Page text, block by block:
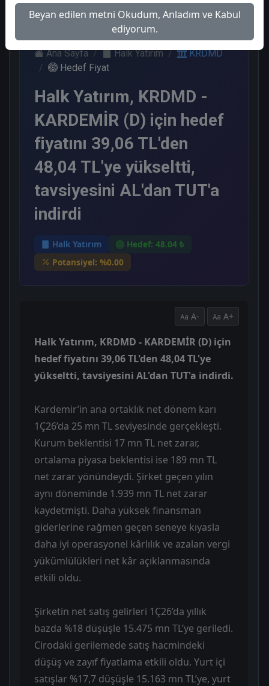
Pazartesi, 11 Mayıs 2026
Ana Sayfa Halk Yatırım
KRDMD
Hedef Fiyat
Halk Yatırım, KRDMD -
KARDEMİR (D) için hedef
fiyatını 39,06 TL'den
48,04 TL'ye yükseltti,
tavsiyesini AL'dan TUT'a
indirdi
Halk Yatırım
Hedef: 48.04 ₺
Potansiyel: %0.00
A- A+
Halk Yatırım, KRDMD - KARDEMİR (D) için
hedef fiyatını 39,06 TL'den 48,04 TL'ye
yükseltti, tavsiyesini AL'dan TUT'a indirdi.
Kardemir’in ana ortaklık net dönem karı
1Ç26’da 25 mn TL seviyesinde gerçekleşti.
Kurum beklentisi 17 mn TL net zarar,
ortalama piyasa beklentisi ise 189 mn TL
net zarar yönündeydi. Şirket geçen yılın
aynı döneminde 1.939 mn TL net zarar
kaydetmişti. Daha yüksek finansman
giderlerine rağmen geçen seneye kıyasla
daha iyi operasyonel kârlılık ve azalan vergi
yükümlülükleri net kâr açıklanmasında
etkili oldu.
Şirketin net satış gelirleri 1Ç26’da yıllık
bazda %18 düşüşle 15.475 mn TL’ye geriledi.
Cirodaki gerilemede satış hacmindeki
düşüş ve zayıf fiyatlama etkili oldu. Yurt içi
satışlar %17,7 düşüşle 15.163 mn TL’ye, yurt
Beyan edilen metni Okudum, Anladım ve Kabul
ediyorum.